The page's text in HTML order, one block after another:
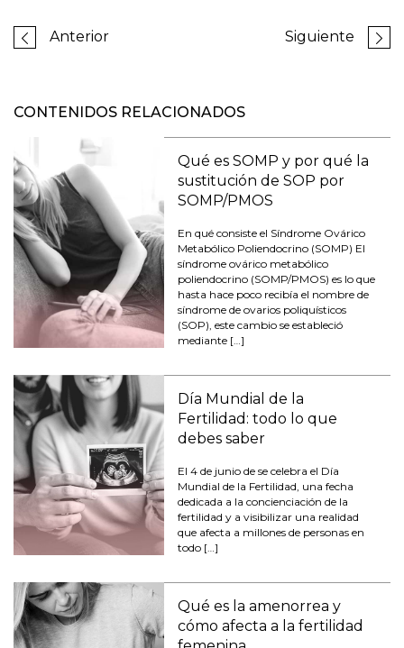
Anterior Siguiente
CONTENIDOS RELACIONADOS
Qué es SOMP y por qué la
sustitución de SOP por
SOMP/PMOS
En qué consiste el Síndrome Ovárico
Metabólico Poliendocrino (SOMP) El
síndrome ovárico metabólico
poliendocrino (SOMP/PMOS) es lo que
hasta hace poco recibía el nombre de
síndrome de ovarios poliquísticos
(SOP), este cambio se estableció
mediante […]
Día Mundial de la
Fertilidad: todo lo que
debes saber
El 4 de junio de se celebra el Día
Mundial de la Fertilidad, una fecha
dedicada a la concienciación de la
fertilidad y a visibilizar una realidad
que afecta a millones de personas en
todo […]
Qué es la amenorrea y
cómo afecta a la fertilidad